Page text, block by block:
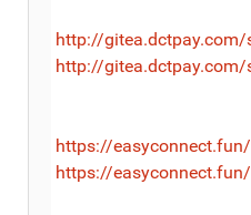
http://gitea.dctpay.com/
http://gitea.dctpay.com/
https://
https://easyconnect.fun/